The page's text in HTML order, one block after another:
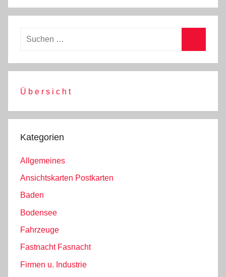
Ü b e r s i c h t
Kategorien
Allgemeines
Ansichtskarten Postkarten
Baden
Bodensee
Fahrzeuge
Fastnacht Fasnacht
Firmen u. Industrie